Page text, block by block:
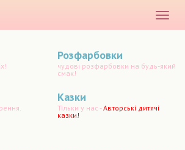
меню
Розфарбовки
чудові розфарбовки на будь-який
смак!
Казки
Тільки у нас -Авторські дитячі
казки!